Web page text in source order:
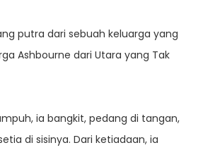
putra dari sebuah keluarga yang
Ashbourne dari Utara yang Tak
ia bangkit, pedang di tangan,
di sisinya. Dari ketiadaan, ia